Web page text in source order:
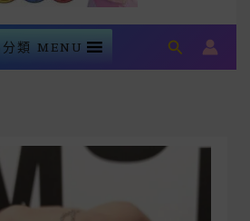
商品分類 MENU Search